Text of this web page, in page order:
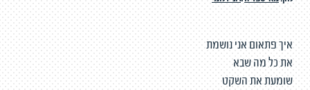
איך פתאום אני נושמת
את כל מה שבא
שומעת את השקט